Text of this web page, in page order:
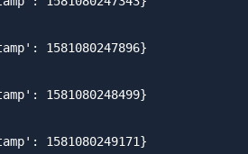
1581080247896}
1581080248499}
1581080249171}